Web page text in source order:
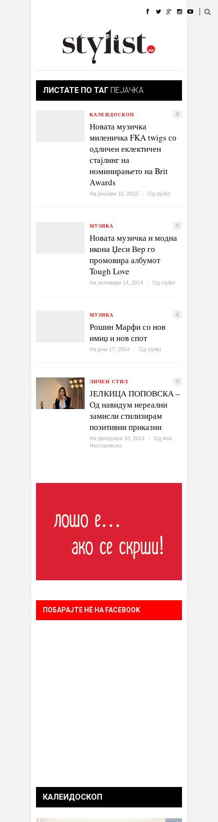
УБАВИНА
КУЛТУРА @РАБОТА
ИЗЛОГ
ЛИСТАТЕ ПО ТАГ ПЕЈАЧКА
КАЛЕИДОСКОП 0
Новата музичка
миленичка FKA twigs со
одличен еклектичен
стајлинг на
номинирањето на Brit
Аwards
На јануари 16, 2015 / Од stylist
МУЗИКА 0
Новата музичка и модна
икона Џеси Вер го
промовира албумот
Tough Love
На октомври 14, 2014 / Од stylist
МУЗИКА 0
Рошин Марфи со нов
имиџ и нов спот
На јуни 17, 2014 / Од stylist
ЛИЧЕН СТИЛ 0
ЈЕЛКИЦА ПОПОВСКА –
Од навидум нереални
замисли стилизирам
позитивни приказни
На февруари 10, 2014 / Од Ана
Несторовска
ПОБАРАЈТЕ НÈ НА FACEBOOK
КАЛЕИДОСКОП